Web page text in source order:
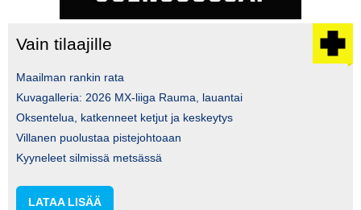
Vain tilaajille
Maailman rankin rata
Kuvagalleria: 2026 MX-liiga Rauma, lauantai
Oksentelua, katkenneet ketjut ja keskeytys
Villanen puolustaa pistejohtoaan
Kyyneleet silmissä metsässä
LATAA LISÄÄ